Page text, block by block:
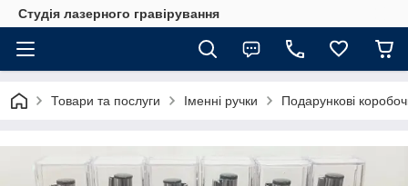
Студія лазерного гравірування
Товари та послуги Іменні ручки Подарункові